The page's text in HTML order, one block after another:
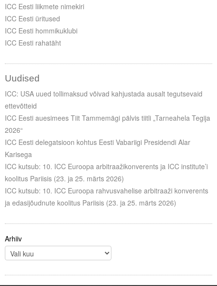
ICC Eesti liikmete nimekiri
ICC Eesti üritused
ICC Eesti hommikuklubi
ICC Eesti rahatäht
Uudised
ICC: USA uued tollimaksud võivad kahjustada ausalt tegutsevaid
ettevõtteid
ICC Eesti auesimees Tiit Tammemägi pälvis tiitli „Tarneahela Tegija
2026“
ICC Eesti delegatsioon kohtus Eesti Vabariigi Presidendi Alar
Karisega
ICC kutsub: 10. ICC Euroopa arbitraažikonverents ja ICC institute’i
koolitus Pariisis (23. ja 25. märts 2026)
ICC kutsub: 10. ICC Euroopa rahvusvahelise arbitraaži konverents
ja edasijõudnute koolitus Pariisis (23. ja 25. märts 2026)
Arhiiv